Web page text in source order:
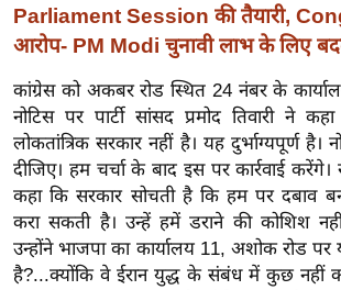
ग
इं
या
सा
हि
त्य
ज
ग
त
Parliament Session की तैयारी,
आरोप- PM Modi चुनावी लाभ के लिए
कांग्रेस को अकबर रोड स्थित 24 नंबर के
नोटिस पर पार्टी सांसद प्रमोद तिवारी ने
लोकतांत्रिक सरकार नहीं है। यह दुर्भाग्यपूर्ण
दीजिए। हम चर्चा के बाद इस पर कार्रवाई
कहा कि सरकार सोचती है कि हम पर दबाव
करा सकती है। उन्हें हमें डराने की कोशिश नहीं
उन्होंने भाजपा का कार्यालय 11, अशोक रोड पर
है?...क्योंकि वे ईरान युद्ध के संबंध में कुछ नहीं